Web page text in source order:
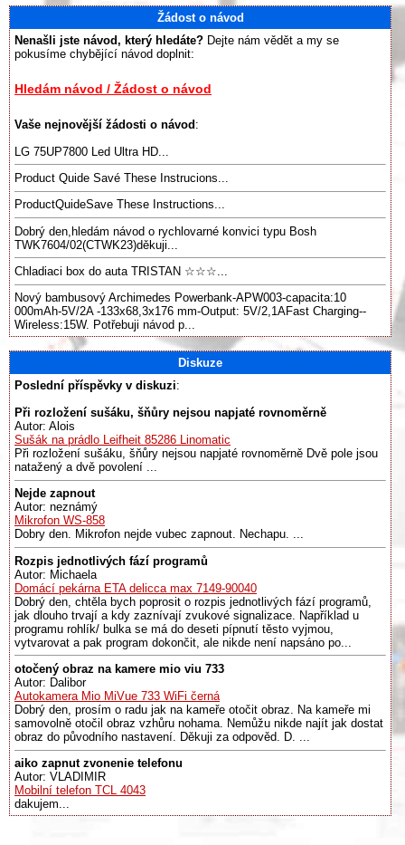
Žádost o návod
Nenašli jste návod, který hledáte? Dejte nám vědět a my se
pokusíme chybějící návod doplnit:
Hledám návod / Žádost o návod
Vaše nejnovější žádosti o návod :
LG 75UP7800 Led Ultra HD...
Product Quide Savé These Instrucions...
ProductQuideSave These Instructions...
Dobrý den,hledám návod o rychlovarné konvici typu Bosh
TWK7604/02(CTWK23)děkuji...
Chladiaci box do auta TRISTAN ☆☆☆...
Nový bambusový Archimedes Powerbank-APW003-capacita:10
000mAh-5V/2A -133x68,3x176 mm-Output: 5V/2,1AFast Charging--
Wireless:15W. Potřebuji návod p...
Diskuze
Poslední příspěvky v diskuzi:
Při rozložení sušáku, šňůry nejsou napjaté rovnoměrně
Autor: Alois
Sušák na prádlo Leifheit 85286 Linomatic
Při rozložení sušáku, šňůry nejsou napjaté rovnoměrně Dvě pole jsou
natažený a dvě povolení ...
Nejde zapnout
Autor: neznámý
Mikrofon WS-858
Dobry den. Mikrofon nejde vubec zapnout. Nechapu. ...
Rozpis jednotlivých fází programů
Autor: Michaela
Domácí pekárna ETA delicca max 7149-90040
Dobrý den, chtěla bych poprosit o rozpis jednotlivých fází programů,
jak dlouho trvají a kdy zaznívají zvukové signalizace. Například u
programu rohlík/ bulka se má do deseti pípnutí těsto vyjmou,
vytvarovat a pak program dokončit, ale nikde není napsáno po...
otočený obraz na kamere mio viu 733
Autor: Dalibor
Autokamera Mio MiVue 733 WiFi černá
Dobrý den, prosím o radu jak na kameře otočit obraz. Na kameře mi
samovolně otočil obraz vzhůru nohama. Nemůžu nikde najít jak dostat
obraz do původního nastavení. Děkuji za odpověd. D. ...
aiko zapnut zvonenie telefonu
Autor: VLADIMIR
Mobilní telefon TCL 4043
dakujem...